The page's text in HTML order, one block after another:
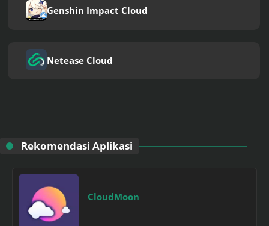
Genshin Impact Cloud
Netease Cloud
Rekomendasi Aplikasi
CloudMoon